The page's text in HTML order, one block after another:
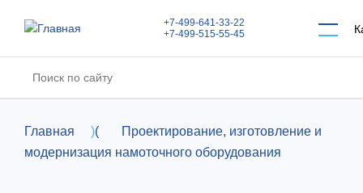
+7-499-641-33-22
+7-499-515-55-45
Главная )(
Проектирование, изготовление и
модернизация намоточного оборудования